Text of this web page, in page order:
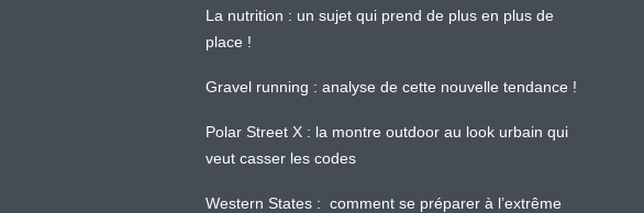
La nutrition : un sujet qui prend de plus en plus de
place !
Gravel running : analyse de cette nouvelle tendance !
Polar Street X : la montre outdoor au look urbain qui
veut casser les codes
Western States : comment se préparer à l’extrême